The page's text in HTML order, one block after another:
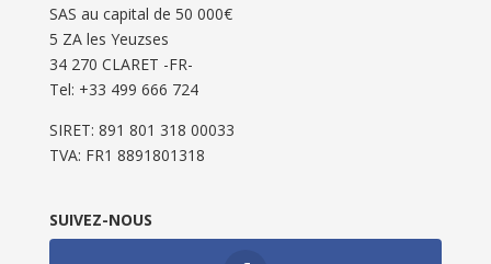
SAS au capital de 50 000€
5 ZA les Yeuzses
34 270 CLARET -FR-
Tel: ‭+33 499 666 724‬
SIRET: 891 801 318 00033
TVA: FR1 8891801318
SUIVEZ-NOUS